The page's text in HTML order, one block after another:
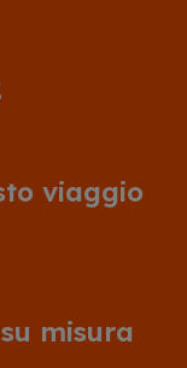
viaggio
misura